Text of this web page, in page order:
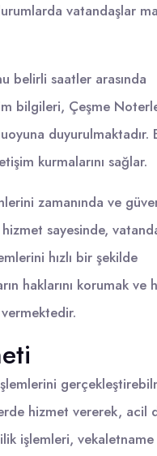
vatandaşlar
belirli saatler arasında
bilgileri, Çeşme
duyurulmaktadır.
kurmalarını sağlar.
zamanında ve
sayesinde,
hızlı bir şekilde
haklarını korumak ve
hizmet vererek, acil
işlemleri,